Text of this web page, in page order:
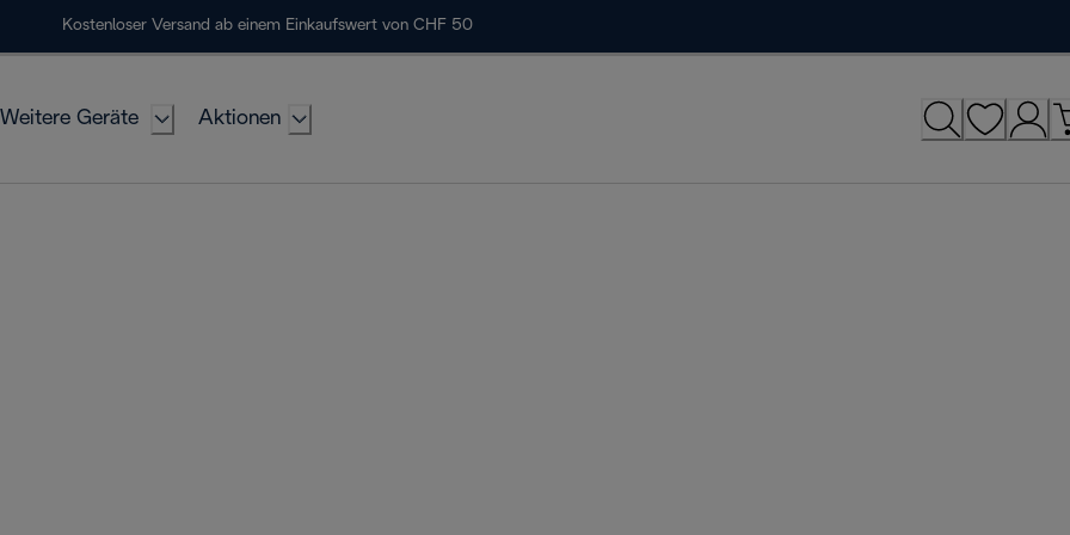
Kostenloser Versand ab einem Einkaufswert von CHF 50
Weitere Geräte Aktionen